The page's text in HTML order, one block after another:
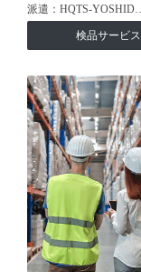
派遣：HQTS-YOSHID…
検品サービス